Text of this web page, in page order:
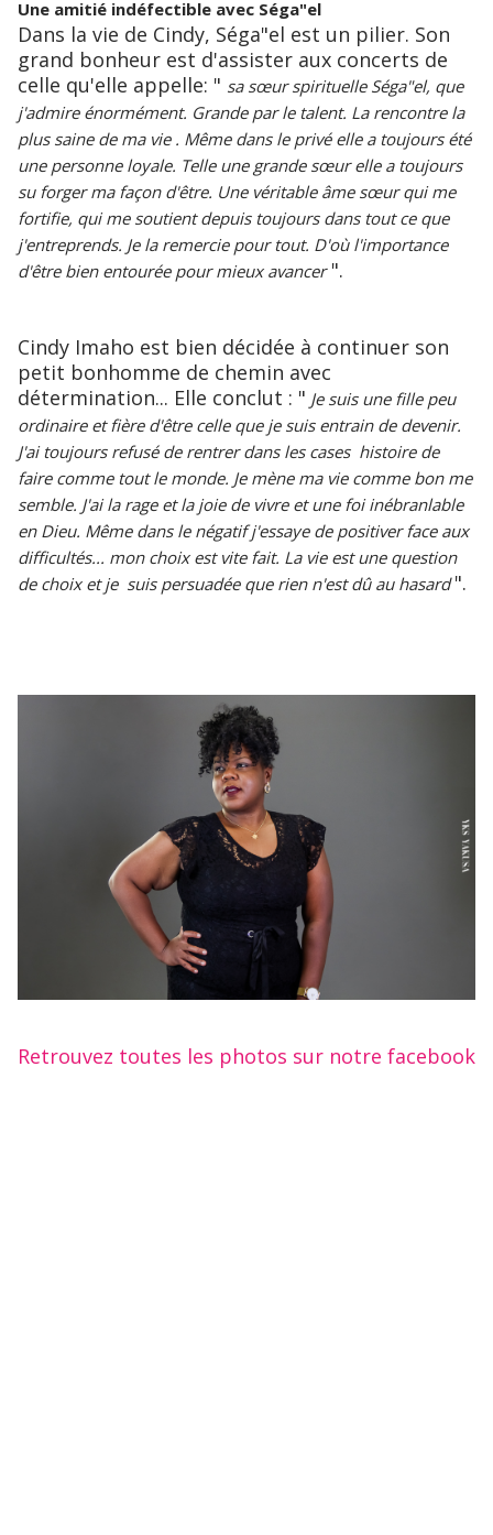
Une amitié indéfectible avec Séga"el
Dans la vie de Cindy, Séga"el est un pilier. Son
grand bonheur est d'assister aux concerts de
celle qu'elle appelle: " sa sœur spirituelle Séga"el, que
j'admire énormément. Grande par le talent. La rencontre la
plus saine de ma vie . Même dans le privé elle a toujours été
une personne loyale. Telle une grande sœur elle a toujours
su forger ma façon d'être. Une véritable âme sœur qui me
fortifie, qui me soutient depuis toujours dans tout ce que
j'entreprends. Je la remercie pour tout. D'où l'importance
d'être bien entourée pour mieux avancer".
Cindy Imaho est bien décidée à continuer son
petit bonhomme de chemin avec
détermination... Elle conclut : " Je suis une fille peu
ordinaire et fière d'être celle que je suis entrain de devenir.
J'ai toujours refusé de rentrer dans les cases histoire de
faire comme tout le monde. Je mène ma vie comme bon me
semble. J'ai la rage et la joie de vivre et une foi inébranlable
en Dieu. Même dans le négatif j'essaye de positiver face aux
difficultés... mon choix est vite fait. La vie est une question
de choix et je suis persuadée que rien n'est dû au hasard".
Retrouvez toutes les photos sur notre facebook